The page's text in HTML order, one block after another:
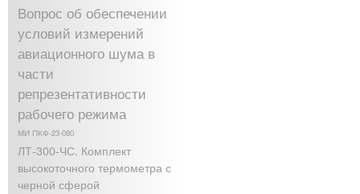
Вопрос об обеспечении
условий измерений
авиационного шума в
части
репрезентативности
рабочего режима
МИ ПКФ-23-080
ЛТ-300-ЧС. Комплект
высокоточного термометра с
черной сферой